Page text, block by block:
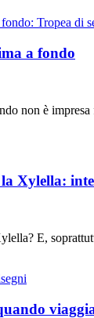
a fondo
non è
Xylella:
E,